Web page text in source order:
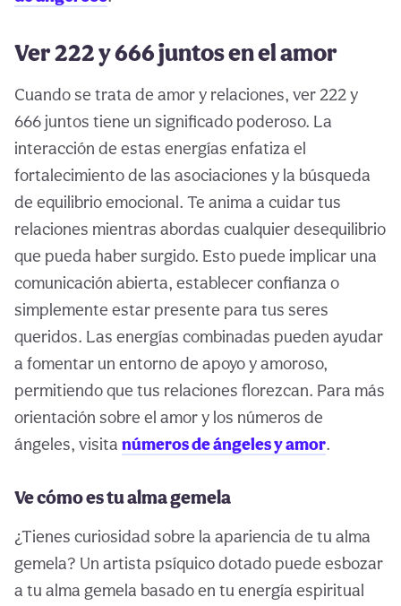
Ver 222 y 666 juntos en el amor
Cuando se trata de amor y relaciones, ver 222 y
666 juntos tiene un significado poderoso. La
interacción de estas energías enfatiza el
fortalecimiento de las asociaciones y la búsqueda
de equilibrio emocional. Te anima a cuidar tus
relaciones mientras abordas cualquier desequilibrio
que pueda haber surgido. Esto puede implicar una
comunicación abierta, establecer confianza o
simplemente estar presente para tus seres
queridos. Las energías combinadas pueden ayudar
a fomentar un entorno de apoyo y amoroso,
permitiendo que tus relaciones florezcan. Para más
orientación sobre el amor y los números de
ángeles, visita números de ángeles y amor.
Ve cómo es tu alma gemela
¿Tienes curiosidad sobre la apariencia de tu alma
gemela? Un artista psíquico dotado puede esbozar
a tu alma gemela basado en tu energía espiritual